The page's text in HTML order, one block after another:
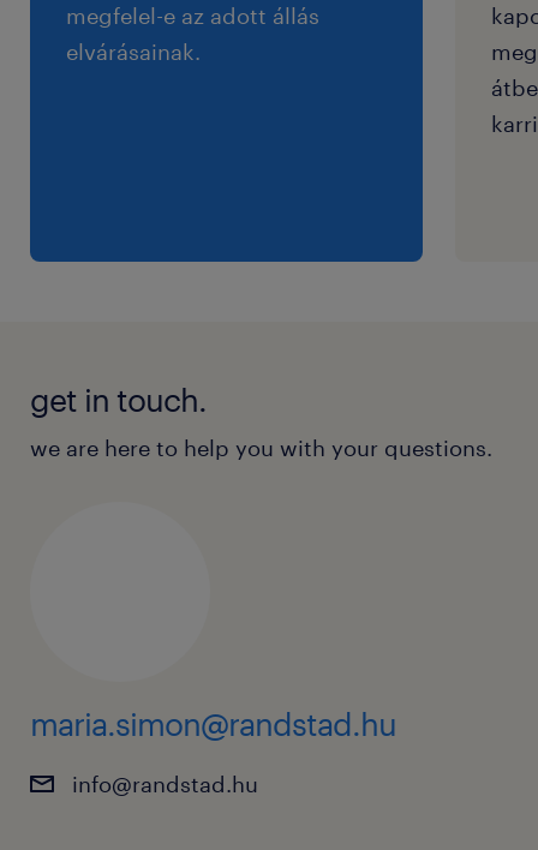
megfelel-e az adott állás
elvárásainak.
get in touch.
we are here to help you with your questions.
maria.simon@randstad.hu
info@randstad.hu